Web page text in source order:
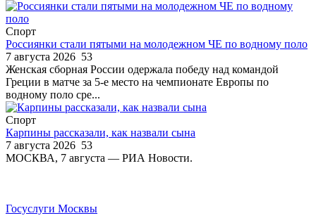
Спорт
Россиянки стали пятыми на молодежном ЧЕ по водному поло
7 августа 2026 53
Женская сборная России одержала победу над командой
Греции в матче за 5-е место на чемпионате Европы по
водному поло сре...
Спорт
Карпины рассказали, как назвали сына
7 августа 2026 53
МОСКВА, 7 августа — РИА Новости.
Госуслуги Москвы